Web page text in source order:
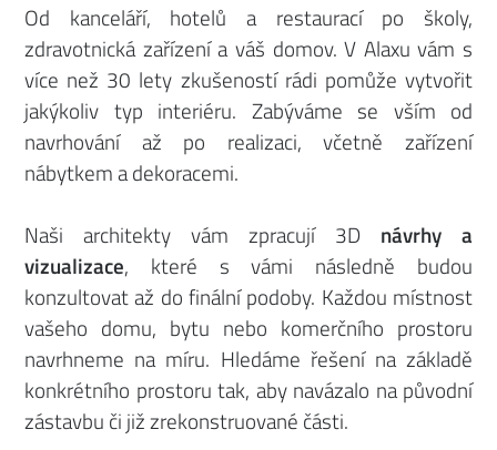
Od kanceláří, hotelů a restaurací po školy,
zdravotnická zařízení a váš domov. V Alaxu vám s
více než 30 lety zkušeností rádi pomůže vytvořit
jakýkoliv typ interiéru. Zabýváme se vším od
navrhování až po realizaci, včetně zařízení
nábytkem a dekoracemi.
Naši architekty vám zpracují 3D návrhy a
vizualizace, které s vámi následně budou
konzultovat až do finální podoby. Každou místnost
vašeho domu, bytu nebo komerčního prostoru
navrhneme na míru. Hledáme řešení na základě
konkrétního prostoru tak, aby navázalo na původní
zástavbu či již zrekonstruované části.